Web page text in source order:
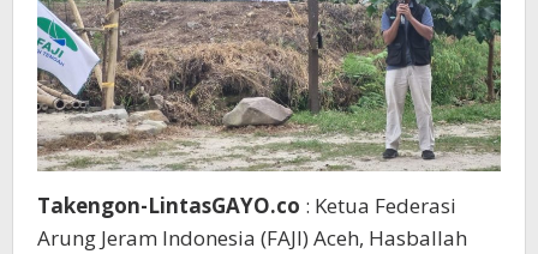
Takengon-LintasGAYO.co : Ketua Federasi
Arung Jeram Indonesia (FAJI) Aceh, Hasballah